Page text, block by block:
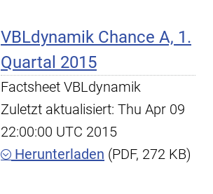
VBLdynamik Chance A, 1.
Quartal 2015
Factsheet VBLdynamik
Zuletzt aktualisiert: Thu Apr 09
22:00:00 UTC 2015
Herunterladen (PDF, 272 KB)